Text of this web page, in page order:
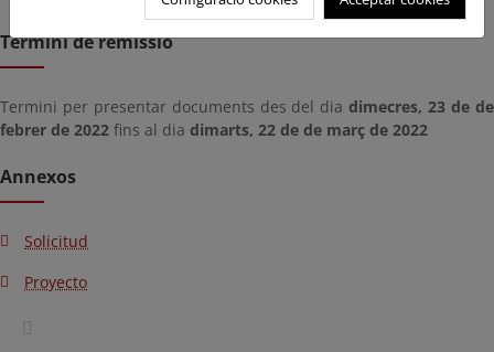
Termini de remissió
Termini per presentar documents des del diadimecres, 23 de de
febrer de 2022 fins al dia dimarts, 22 de de març de 2022
Annexos
Solicitud
Proyecto